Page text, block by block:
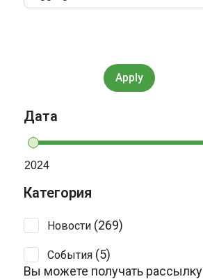
Дата
2024
Категория
Новости (269)
События (5)
Вы можете получать рассылку